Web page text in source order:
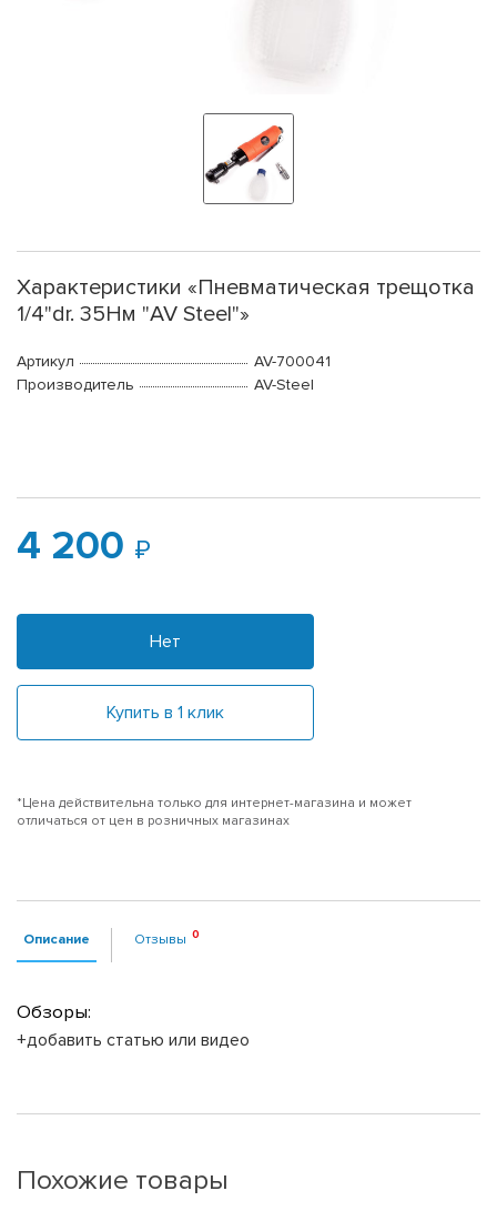
Характеристики «Пневматическая трещотка
1/4"dr. 35Нм "AV Steel"»
Артикул
AV-700041
Производитель
AV-Steel
4 200
Нет
Купить в 1 клик
*Цена действительна только для интернет-магазина и может
отличаться от цен в розничных магазинах
Описание Отзывы
Обзоры:
+добавить статью или видео
Похожие товары